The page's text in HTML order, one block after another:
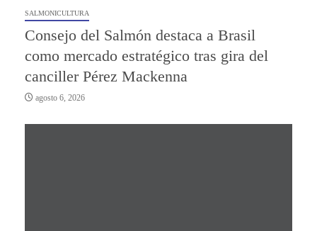
SALMONICULTURA
Consejo del Salmón destaca a Brasil
como mercado estratégico tras gira del
canciller Pérez Mackenna
agosto 6, 2026